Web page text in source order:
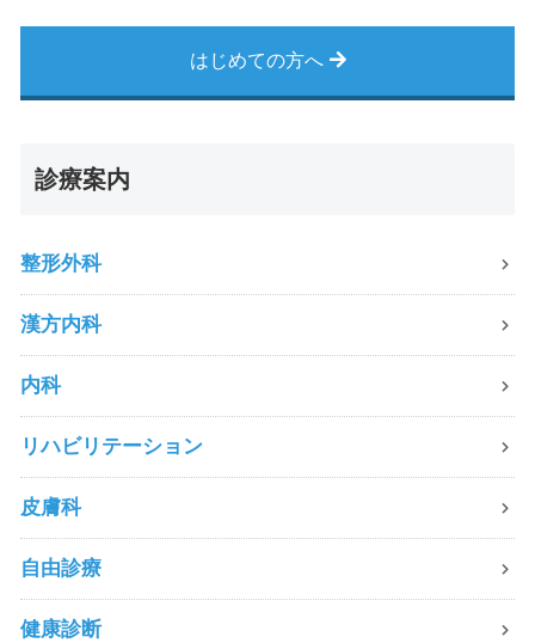
はじめての方へ
診療案内
整形外科
漢方内科
内科
リハビリテーション
皮膚科
自由診療
健康診断